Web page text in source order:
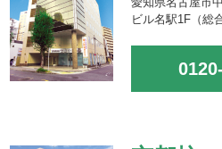
ビル名駅1F（総